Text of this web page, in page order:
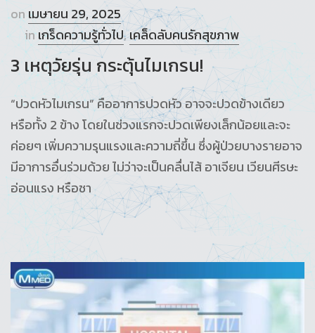
on เมษายน 29, 2025
inเกร็ดความรู้ทั่วไป,เคล็ดลับคนรักสุขภาพ
3 เหตุวัยรุ่น กระตุ้นไมเกรน!
“ปวดหัวไมเกรน” คืออาการปวดหัว อาจจะปวดข้างเดียว
หรือทั้ง 2 ข้าง โดยในช่วงแรกจะปวดเพียงเล็กน้อยและจะ
ค่อยๆ เพิ่มความรุนแรงและความถี่ขึ้น ซึ่งผู้ป่วยบางรายอาจ
มีอาการอื่นร่วมด้วย ไม่ว่าจะเป็นคลื่นไส้ อาเจียน เวียนศีรษะ
อ่อนแรง หรือชา